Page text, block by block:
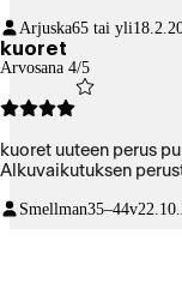
Arjuska65 tai yli
kuoret
Arvosana 4/5
kuoret uuteen perus
Alkuvaikutuksen
Smellman35–44v